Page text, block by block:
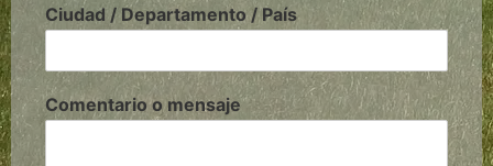
Ciudad / Departamento / País
Comentario o mensaje